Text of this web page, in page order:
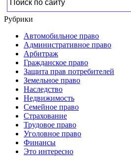
Рубрики
Автомобильное право
Административное право
Арбитраж
Гражданское право
Защита прав потребителей
Земельное право
Наследство
Недвижимость
Семейное право
Страхование
Трудовое право
Уголовное право
Финансы
Это интересно